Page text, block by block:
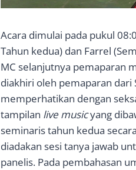
Acara dimulai pada pukul
Tahun kedua) dan Farrel
MC selanjutnya pemaparan
diakhiri oleh pemaparan dari
memperhatikan dengan
tampilan live musicyang
seminaris tahun kedua
diadakan sesi tanya jawab
panelis. Pada pembahasan